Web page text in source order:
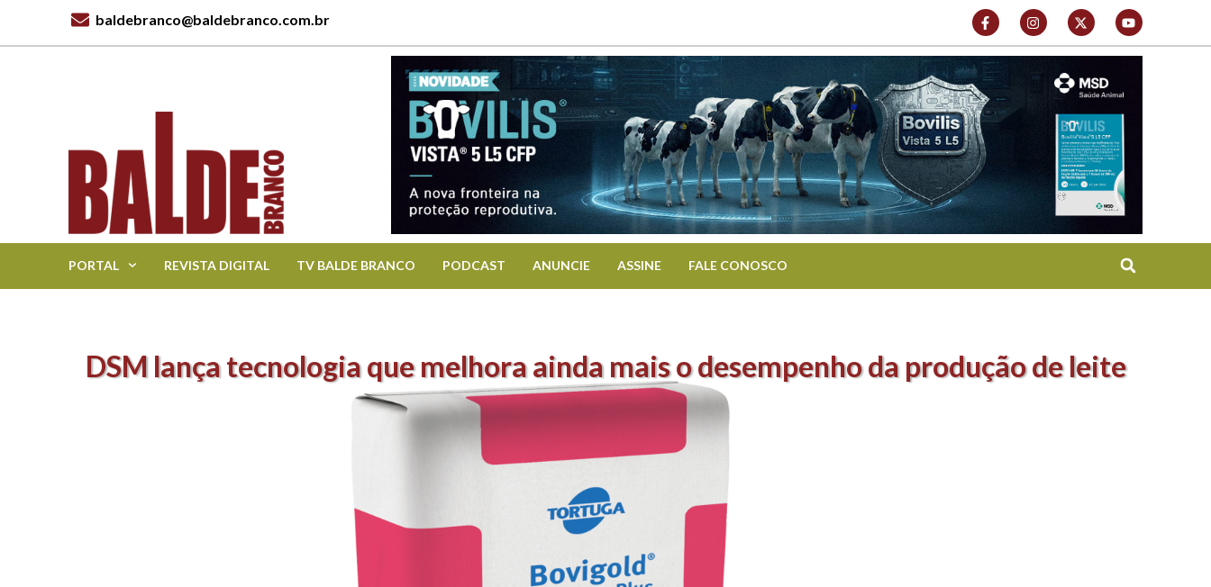
baldebranco@baldebranco.com.br
PORTAL REVISTA DIGITAL TV BALDE BRANCO PODCAST ANUNCIE ASSINE FALE CONOSCO
DSM lança tecnologia que melhora ainda mais o desempenho da produção de leite